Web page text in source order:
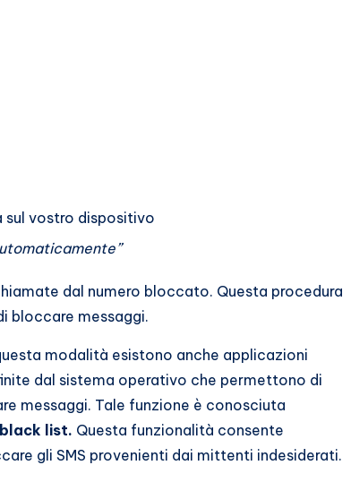
sul vostro dispositivo
dal numero bloccato. Questa procedura
bloccare messaggi.
modalità esistono anche applicazioni
dal sistema operativo che permettono di
messaggi. Tale funzione è conosciuta
black list. Questa funzionalità consente
gli SMS provenienti dai mittenti indesiderati.